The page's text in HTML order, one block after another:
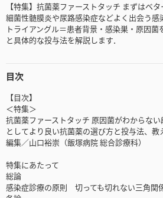
【特集】抗菌薬ファーストタッチ まずはベ
細菌性髄膜炎や尿路感染症などよく出会う感
トライアングル＝患者背景・感染巣・原因
と具体的な投与法を解説します．
目次
【目次】
＜特集＞
抗菌薬ファーストタッチ 原因菌がわからな
としてより良い抗菌薬の選び方と投与法、教
編集／山口裕崇（飯塚病院 総合診療科）
特集にあたって
総論
感染症診療の原則 切っても切れない三角関